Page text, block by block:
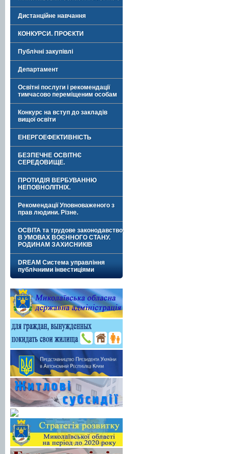
Дистанційне навчання
КОНКУРСИ. ПРОЄКТИ
Публічні закупівлі
Департамент
Освітні послуги і рекомендації
тимчасово переміщеним особам
Конкурс на вступ до закладів
вищої освіти
ЕНЕРГОЕФЕКТИВНІСТЬ
БЕЗПЕЧНЕ ОСВІТНЄ
СЕРЕДОВИЩЕ.
ПРОТИДІЯ ВЕРБУВАННЮ
НЕПОВНОЛІТНІХ.
Рекомендації Уповноваженого з
прав людини. Різне.
ОСВІТА та трудове законодавство
В УМОВАХ ВОЄННОГО СТАНУ.
РОДИНАМ ЗАХИСНИКІВ
DREAM Система управління
публічними інвестиціями